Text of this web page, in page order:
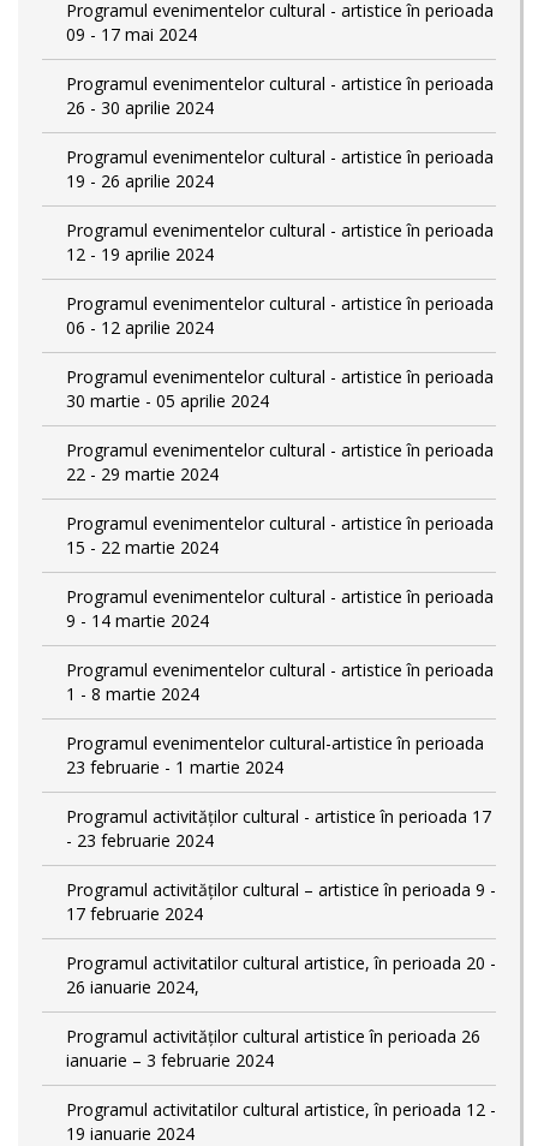
Programul evenimentelor cultural - artistice în perioada
09 - 17 mai 2024
Programul evenimentelor cultural - artistice în perioada
26 - 30 aprilie 2024
Programul evenimentelor cultural - artistice în perioada
19 - 26 aprilie 2024
Programul evenimentelor cultural - artistice în perioada
12 - 19 aprilie 2024
Programul evenimentelor cultural - artistice în perioada
06 - 12 aprilie 2024
Programul evenimentelor cultural - artistice în perioada
30 martie - 05 aprilie 2024
Programul evenimentelor cultural - artistice în perioada
22 - 29 martie 2024
Programul evenimentelor cultural - artistice în perioada
15 - 22 martie 2024
Programul evenimentelor cultural - artistice în perioada
9 - 14 martie 2024
Programul evenimentelor cultural - artistice în perioada
1 - 8 martie 2024
Programul evenimentelor cultural-artistice în perioada
23 februarie - 1 martie 2024
Programul activităților cultural - artistice în perioada 17
- 23 februarie 2024
Programul activităților cultural – artistice în perioada 9 -
17 februarie 2024
Programul activitatilor cultural artistice, în perioada 20 -
26 ianuarie 2024,
Programul activităților cultural artistice în perioada 26
ianuarie – 3 februarie 2024
Programul activitatilor cultural artistice, în perioada 12 -
19 ianuarie 2024